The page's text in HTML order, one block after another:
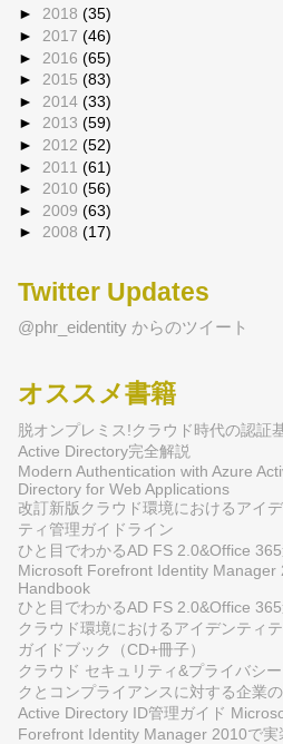
► 2018 (35)
► 2017 (46)
► 2016 (65)
► 2015 (83)
► 2014 (33)
► 2013 (59)
► 2012 (52)
► 2011 (61)
► 2010 (56)
► 2009 (63)
► 2008 (17)
Twitter Updates
@phr_eidentity からのツイート
オススメ書籍
脱オンプレミス!クラウド時代の認証
Active Directory完全解説
Modern Authentication with Azure
Directory for Web Applications
改訂新版クラウド環境におけるアイ
ティ管理ガイドライン
ひと目でわかるAD FS 2.0&Office
Microsoft Forefront Identity Manager
Handbook
ひと目でわかるAD FS 2.0&Office
クラウド環境におけるアイデンティ
ガイドブック（CD+冊子）
クラウド セキュリティ&プライバシ
クとコンプライアンスに対する企業
Active Directory ID管理ガイド
Forefront Identity Manager 2010で実